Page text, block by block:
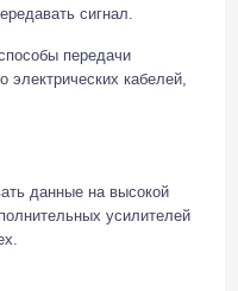
сигнал.
передачи
электрических кабелей,
данные на высокой
усилителей